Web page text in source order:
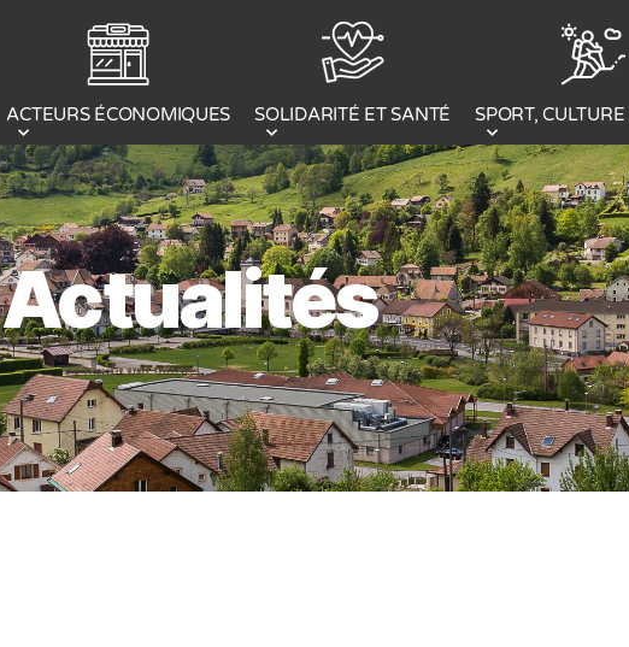
ACTEURS ÉCONOMIQUES SOLIDARITÉ ET SANTÉ SPORT,
Actualités